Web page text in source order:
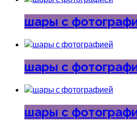
шары с
шары с
шары с